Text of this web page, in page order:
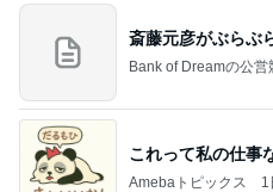
斎藤元彦がぶらぶ
Bank of Dreamの公営
これって私の仕事
Amebaトピックス 1